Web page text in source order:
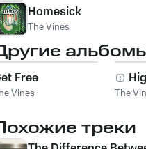
Homesick
The Vines
Free
Vines The
треки